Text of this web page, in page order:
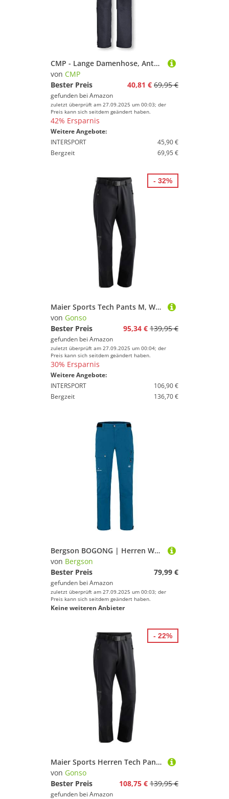
CMP - Lange Damenhose, Anthrazit, XXXL
von CMP
Bester Preis
40,81 € 69,95 €
gefunden bei Amazon
zuletzt überprüft am 27.09.2025 um 00:03; der
Preis kann sich seitdem geändert haben.
42% Ersparnis
Weitere Angebote:
INTERSPORT
45,90 €
Bergzeit
69,95 €
Maier Sports Tech Pants M, Warme Herren Wanderhose, Wasserabweisende Softshell-Outdoorhose für Trekking und Hiking, PFC-frei, mSTRETCH pro 2 & stormprotec-Technologie
von Gonso
Bester Preis
95,34 € 139,95 €
gefunden bei Amazon
zuletzt überprüft am 27.09.2025 um 00:04; der
Preis kann sich seitdem geändert haben.
30% Ersparnis
Weitere Angebote:
INTERSPORT
106,90 €
Bergzeit
136,70 €
- 32%
Bergson BOGONG | Herren Wanderhose, vielseitig, viele Taschen, Blue Sapphire [307], 54 - Herren
von Bergson
Bester Preis
79,99 €
gefunden bei Amazon
zuletzt überprüft am 27.09.2025 um 00:03; der
Preis kann sich seitdem geändert haben.
Keine weiteren Anbieter
Maier Sports Herren Tech Pants M Outdoorhose, Schwarz, 110 EU
von Gonso
Bester Preis
108,75 € 139,95 €
gefunden bei Amazon
- 22%